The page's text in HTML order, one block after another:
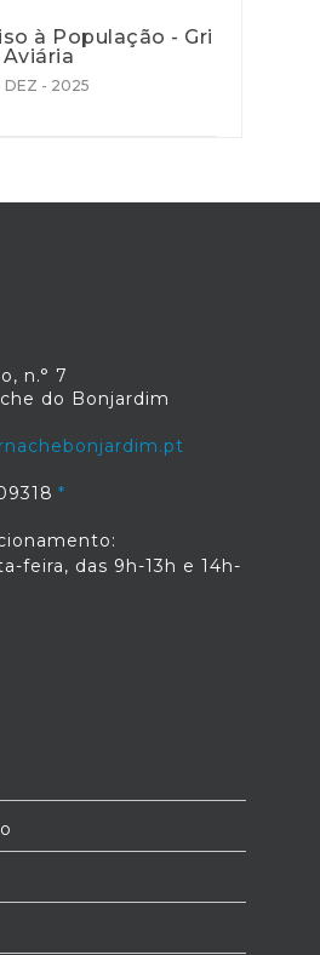
à População - Gri
DEZ - 2025
n.° 7
do Bonjardim
feira, das 9h-13h e 14h-